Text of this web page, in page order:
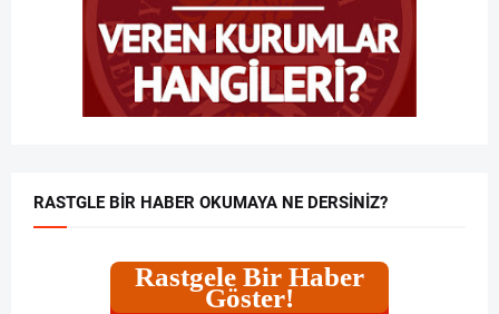
RASTGLE BIR HABER OKUMAYA NE DERSINIZ?
Rastgele Bir Haber
Göster!